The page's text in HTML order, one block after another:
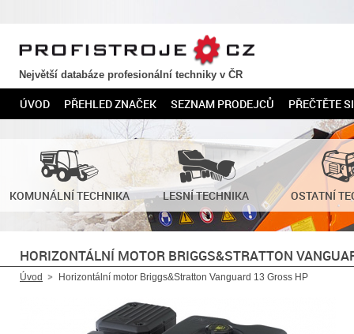
PROFISTROJE.CZ
Největší databáze profesionální techniky v ČR
ÚVOD PŘEHLED ZNAČEK SEZNAM PRODEJCŮ PŘEČTĚTE SI
KOMUNÁLNÍ TECHNIKA LESNÍ TECHNIKA OSTATNÍ
HORIZONTÁLNÍ MOTOR BRIGGS&STRATTON
Úvod Horizontální motor Briggs&Stratton Vanguard 13 Gross HP